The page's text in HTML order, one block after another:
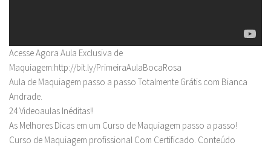
Acesse Agora Aula Exclusiva de
Maquiagem:http://bit.ly/PrimeiraAulaBocaRosa
Aula de Maquiagem passo a passo Totalmente Grátis com Bianca
Andrade.
24 Videoaulas Inéditas!!
As Melhores Dicas em um Curso de Maquiagem passo a passo!
Curso de Maquiagem profissional Com Certificado. Conteúdo